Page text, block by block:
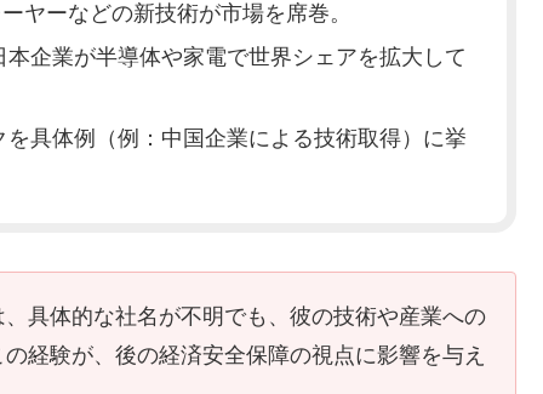
ヤーなどの新技術が市場を席巻。
企業が半導体や家電で世界シェアを拡大して
具体例（例：中国企業による技術取得）に挙
具体的な社名が不明でも、彼の技術や産業への
経験が、後の経済安全保障の視点に影響を与え